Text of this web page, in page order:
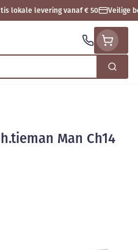
lokale levering vanaf € 50 Veilige
Zoek
Man Ch14